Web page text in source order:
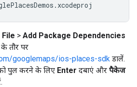
File > Add Package Dependencies
तौर पर
googlemaps/ios-places-sdk डालें.
पुल करने के लिए Enter दबाएं और पैकेज